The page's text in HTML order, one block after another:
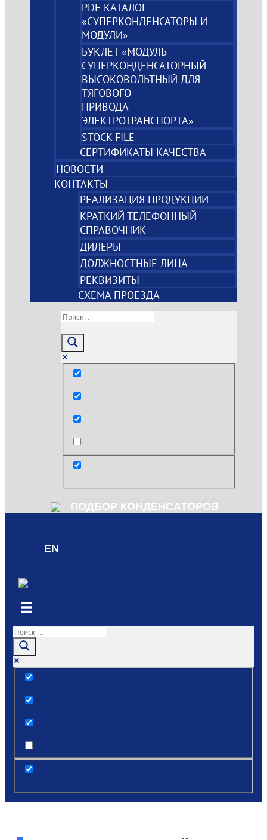
PDF-КАТАЛОГ
«СУПЕРКОНДЕНСАТОРЫ И
МОДУЛИ»
БУКЛЕТ «МОДУЛЬ
СУПЕРКОНДЕНСАТОРНЫЙ
ВЫСОКОВОЛЬТНЫЙ ДЛЯ
ТЯГОВОГО
ПРИВОДА
ЭЛЕКТРОТРАНСПОРТА»
STOCK FILE
СЕРТИФИКАТЫ КАЧЕСТВА
НОВОСТИ
КОНТАКТЫ
РЕАЛИЗАЦИЯ ПРОДУКЦИИ
КРАТКИЙ ТЕЛЕФОННЫЙ
СПРАВОЧНИК
ДИЛЕРЫ
ДОЛЖНОСТНЫЕ ЛИЦА
РЕКВИЗИТЫ
СХЕМА ПРОЕЗДА
ПОДБОР КОНДЕНСАТОРОВ
EN